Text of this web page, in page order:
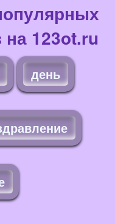
123ot.ru
день